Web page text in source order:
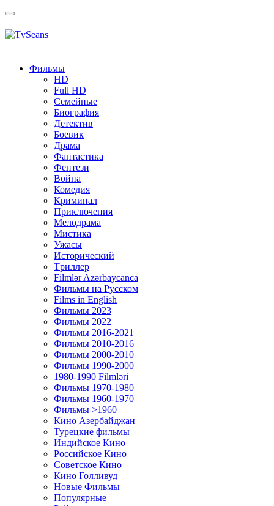
Toggle
Фильмы
HD
Full HD
Семейные
Биография
Детектив
Боевик
Драма
Фантастика
Фентези
Война
Комедия
Криминал
Приключения
Мелодрама
Мистика
Ужасы
Исторический
Tриллер
Filmlər Azərbaycanca
Фильмы на Русском
Films in English
Фильмы 2023
Фильмы 2022
Фильмы 2016-2021
Фильмы 2010-2016
Фильмы 2000-2010
Фильмы 1990-2000
1980-1990 Filmləri
Фильмы 1970-1980
Фильмы 1960-1970
Фильмы >1960
Кино Азербайджан
Турецкие фильмы
Индийское Кино
Российское Кино
Советское Кино
Кино Голливуд
Новые Фильмы
Популярные